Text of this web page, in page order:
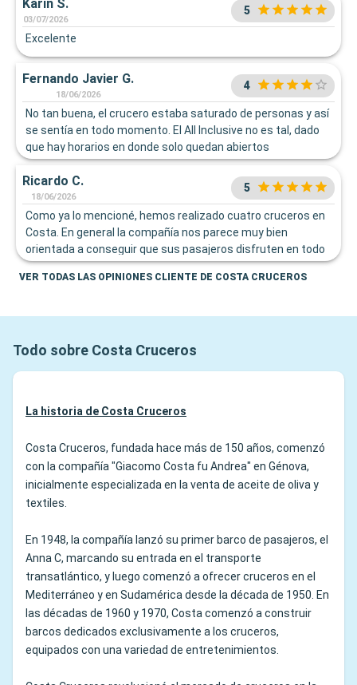
Karin S.
03/07/2026
5
Excelente
Fernando Javier G.
18/06/2026
4
No tan buena, el crucero estaba saturado de personas y así
se sentía en todo momento. El All Inclusive no es tal, dado
que hay horarios en donde solo quedan abiertos
restaurantes de pago y si uno quiere comer algo como
Hamburguesa, Papas fritas o una pizza (cosas más
básicas) se deben pagar extra. Por otro lado la atención del
personal, en general bastante básica, poco nivel de español
y mala atención en varias ocasiones. Finalmente la piscina
para adultos, cuando el crucero esta lleno es
desproporcionada para la cantidad de personas.
Ricardo C.
18/06/2026
5
Como ya lo mencioné, hemos realizado cuatro cruceros en
Costa. En general la compañía nos parece muy bien
orientada a conseguir que sus pasajeros disfruten en todo
momento del viaje y hasta ahora, no hemos tenido
inconvenientes con la tripulación, siempre han estado
VER TODAS LAS OPINIONES CLIENTE DE COSTA CRUCEROS
Todo sobre Costa Cruceros
La historia de Costa Cruceros
Costa Cruceros, fundada hace más de 150 años, comenzó
con la compañía "Giacomo Costa fu Andrea" en Génova,
inicialmente especializada en la venta de aceite de oliva y
textiles.
En 1948, la compañía lanzó su primer barco de pasajeros, el
Anna C, marcando su entrada en el transporte
transatlántico, y luego comenzó a ofrecer cruceros en el
Mediterráneo y en Sudamérica desde la década de 1950. En
las décadas de 1960 y 1970, Costa comenzó a construir
barcos dedicados exclusivamente a los cruceros,
equipados con una variedad de entretenimientos.